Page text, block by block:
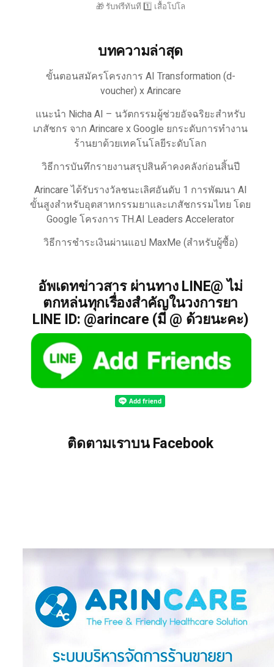
🎁 รับฟรีทันที 1️⃣ เสื้อโปโล
บทความล่าสุด
ขั้นตอนสมัครโครงการ AI Transformation (d-
voucher) x Arincare
แนะนำ Nicha AI – นวัตกรรมผู้ช่วยอัจฉริยะสำหรับ
เภสัชกร จาก Arincare x Google ยกระดับการทำงาน
ร้านยาด้วยเทคโนโลยีระดับโลก
วิธีการบันทึกรายงานสรุปสินค้าคงคลังก่อนสิ้นปี
Arincare ได้รับรางวัลชนะเลิศอันดับ 1 การพัฒนา AI
ขั้นสูงสำหรับอุตสาหกรรมยาและเภสัชกรรมไทย โดย
Google โครงการ TH.AI Leaders Accelerator
วิธีการชำระเงินผ่านแอป MaxMe (สำหรับผู้ซื้อ)
อัพเดทข่าวสาร ผ่านทาง LINE@ ไม่
ตกหล่นทุกเรื่องสำคัญในวงการยา
LINE ID: @arincare (มี @ ด้วยนะคะ)
ติดตามเราบน Facebook